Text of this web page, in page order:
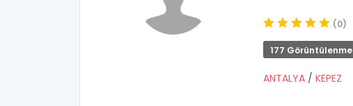
(0)
177 Görüntülenme
ANTALYA / KEPEZ